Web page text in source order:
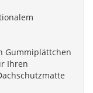
Gummiplättchen
Ihren